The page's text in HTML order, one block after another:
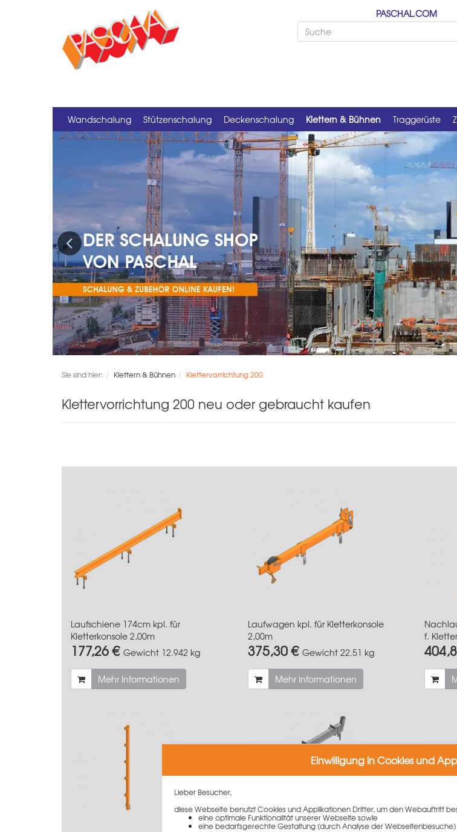
PASCHAL.COM
Wandschalung Stützenschalung Deckenschalung Klettern & Bühnen Traggerüste
Previous
Sie sind hier: Klettern & Bühnen Klettervorrichtung 200
Klettervorrichtung 200 neu oder gebraucht kaufen
Laufschiene 174cm kpl. für
Kletterkonsole 2,00m
177,26 € Gewicht 12.942 kg
Mehr Informationen
Laufwagen kpl. für Kletterkonsole
2,00m
375,30 € Gewicht 22.51 kg
Mehr Informationen
f.
Einwilligung in Cookies und
Lieber Besucher,
diese Webseite benutzt Cookies und Applikationen Dritter, um den Webauftritt
eine optimale Funktionalität unserer Webseite sowie
eine bedarfsgerechte Gestaltung (durch Analyse der Webseitenbesuche)